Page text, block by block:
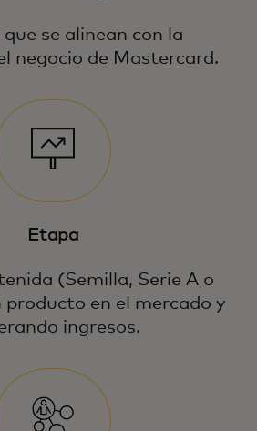
se alinean con la
negocio de Mastercard.
Etapa
(Semilla, Serie A o
en el mercado y
ingresos.